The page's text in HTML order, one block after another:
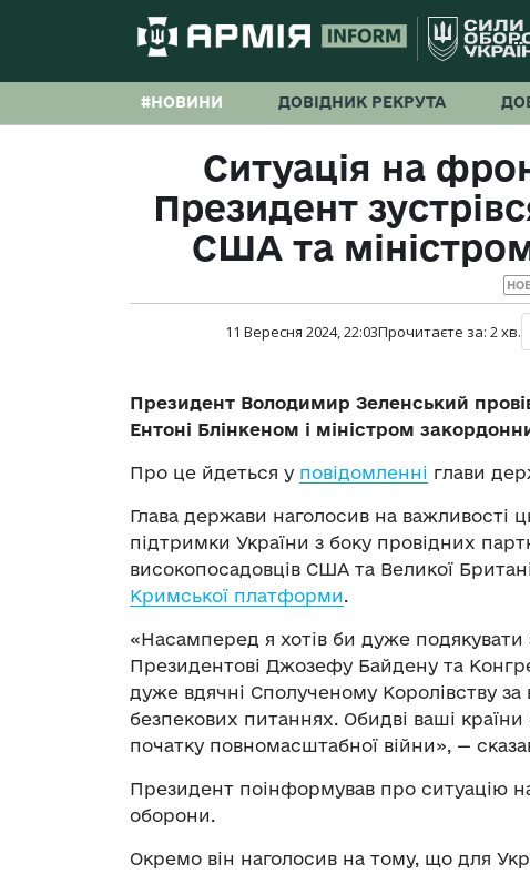
#НОВИНИ ДОВІДНИК РЕКРУТА
Ситуація на
Президент
США та
11 Вересня 2024, 22:03Прочитаєте за: 2хв.
Президент Володимир Зеленський
Ентоні Блінкеном і міністром
Про це йдеться у повідомленні глави
Глава держави наголосив на важливості
підтримки України з боку провідних
високопосадовців США та Великої
Кримської платформи.
«Насамперед я хотів би дуже подякувати
Президентові Джозефу Байдену та
дуже вдячні Сполученому Королівству
безпекових питаннях. Обидві ваші
початку повномасштабної війни», —
Президент поінформував про ситуацію
оборони.
Окремо він наголосив на тому, що для